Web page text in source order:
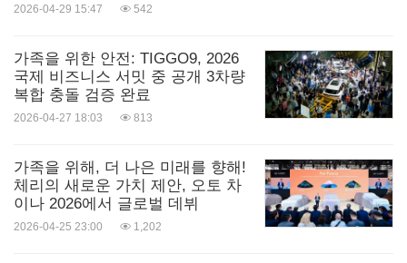
2026-04-29 15:47 542
가족을 위한 안전: TIGGO9, 2026
국제 비즈니스 서밋 중 공개 3차량
복합 충돌 검증 완료
2026-04-27 18:03 813
가족을 위해, 더 나은 미래를 향해!
체리의 새로운 가치 제안, 오토 차
이나 2026에서 글로벌 데뷔
2026-04-25 23:00 1,202